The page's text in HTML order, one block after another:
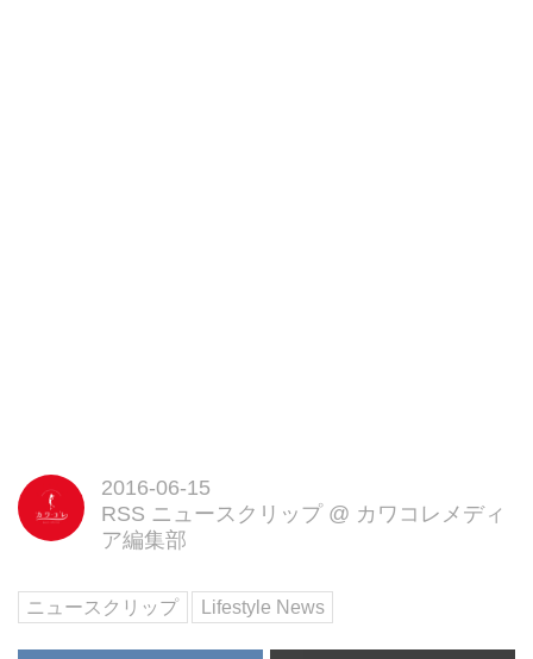
2016-06-15
RSS ニュースクリップ @ カワコレメディ
ア編集部
ニュースクリップ Lifestyle News